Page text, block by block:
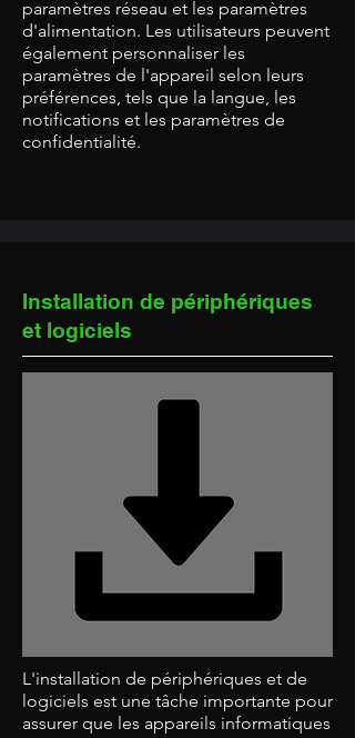
paramètres réseau et les paramètres
d'alimentation. Les utilisateurs peuvent
également personnaliser les
paramètres de l'appareil selon leurs
préférences, tels que la langue, les
notifications et les paramètres de
confidentialité.
Installation de périphériques
et logiciels
L'installation de périphériques et de
logiciels est une tâche importante pour
assurer que les appareils informatiques